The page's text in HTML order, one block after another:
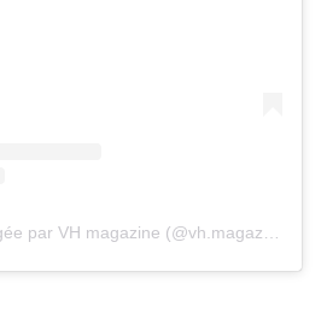
Une publication partagée par VH magazine (@vh.magazine)